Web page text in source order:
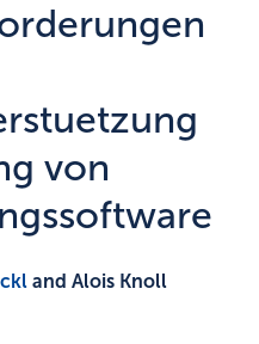
von
and Alois Knoll